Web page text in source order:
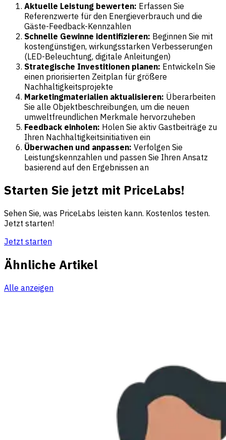
Aktuelle Leistung bewerten: Erfassen Sie
Referenzwerte für den Energieverbrauch und die
Gäste-Feedback-Kennzahlen
Schnelle Gewinne identifizieren: Beginnen Sie mit
kostengünstigen, wirkungsstarken Verbesserungen
(LED-Beleuchtung, digitale Anleitungen)
Strategische Investitionen planen: Entwickeln Sie
einen priorisierten Zeitplan für größere
Nachhaltigkeitsprojekte
Marketingmaterialien aktualisieren: Überarbeiten
Sie alle Objektbeschreibungen, um die neuen
umweltfreundlichen Merkmale hervorzuheben
Feedback einholen: Holen Sie aktiv Gastbeiträge zu
Ihren Nachhaltigkeitsinitiativen ein
Überwachen und anpassen: Verfolgen Sie
Leistungskennzahlen und passen Sie Ihren Ansatz
basierend auf den Ergebnissen an
Starten Sie jetzt mit PriceLabs!
Sehen Sie, was PriceLabs leisten kann. Kostenlos testen.
Jetzt starten!
Jetzt starten
Ähnliche Artikel
Alle anzeigen